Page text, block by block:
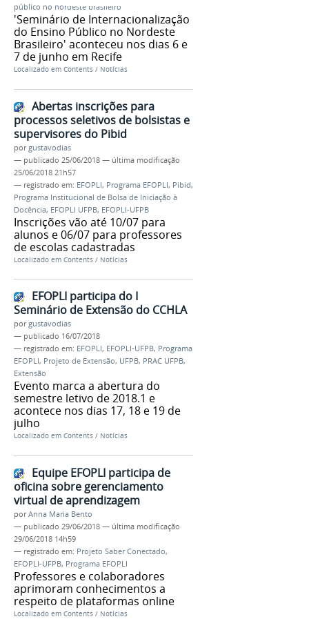
público no nordeste brasileiro
'Seminário de Internacionalização
do Ensino Público no Nordeste
Brasileiro' aconteceu nos dias 6 e
7 de junho em Recife
Localizado em Contents / Notícias
Abertas inscrições para
processos seletivos de bolsistas e
supervisores do Pibid
porgustavodias
— publicado 25/06/2018 — última modificação
25/06/2018 21h57
— registrado em: EFOPLI, Programa EFOPLI, Pibid,
Programa Institucional de Bolsa de Iniciação à
Docência, EFOPLI UFPB, EFOPLI-UFPB
Inscrições vão até 10/07 para
alunos e 06/07 para professores
de escolas cadastradas
Localizado em Contents / Notícias
EFOPLI participa do I
Seminário de Extensão do CCHLA
porgustavodias
— publicado 16/07/2018
— registrado em: EFOPLI, EFOPLI-UFPB, Programa
EFOPLI, Projeto de Extensão, UFPB, PRAC UFPB,
Extensão
Evento marca a abertura do
semestre letivo de 2018.1 e
acontece nos dias 17, 18 e 19 de
julho
Localizado em Contents / Notícias
Equipe EFOPLI participa de
oficina sobre gerenciamento
virtual de aprendizagem
porAnna Maria Bento
— publicado 29/06/2018 — última modificação
29/06/2018 14h59
— registrado em: Projeto Saber Conectado,
EFOPLI-UFPB, Programa EFOPLI
Professores e colaboradores
aprimoram conhecimentos a
respeito de plataformas online
Localizado em Contents / Notícias